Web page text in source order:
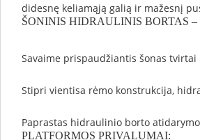
didesnę keliamąją galią ir mažesnį
ŠONINIS HIDRAULINIS BORTAS
Savaime prispaudžiantis šonas
Stipri vientisa rėmo konstrukcija,
Paprastas hidraulinio borto
PLATFORMOS PRIVALUMAI: